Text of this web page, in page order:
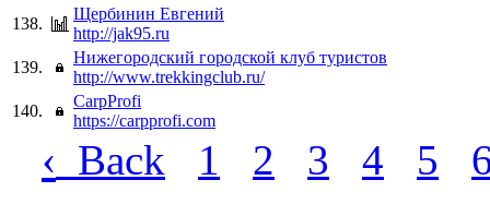
138.
Щербинин Евгений
http://jak95.ru
139.
Нижегородский городской клуб туристов
http://www.trekkingclub.ru/
140.
CarpProfi
https://carpprofi.com
‹ Back 1 2 3 4 5